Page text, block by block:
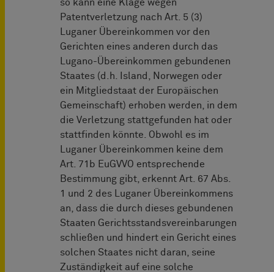
so kann eine Klage wegen
Patentverletzung nach Art. 5 (3)
Luganer Übereinkommen vor den
Gerichten eines anderen durch das
Lugano-Übereinkommen gebundenen
Staates (d.h. Island, Norwegen oder
ein Mitgliedstaat der Europäischen
Gemeinschaft) erhoben werden, in dem
die Verletzung stattgefunden hat oder
stattfinden könnte. Obwohl es im
Luganer Übereinkommen keine dem
Art. 71b EuGVVO entsprechende
Bestimmung gibt, erkennt Art. 67 Abs.
1 und 2 des Luganer Übereinkommens
an, dass die durch dieses gebundenen
Staaten Gerichtsstandsvereinbarungen
schließen und hindert ein Gericht eines
solchen Staates nicht daran, seine
Zuständigkeit auf eine solche